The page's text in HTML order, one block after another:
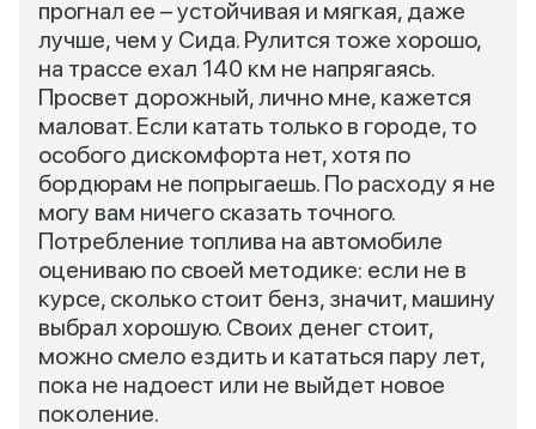
прогнал ее – устойчивая и мягкая, даже
лучше, чем у Сида. Рулится тоже хорошо,
на трассе ехал 140 км не напрягаясь.
Просвет дорожный, лично мне, кажется
маловат. Если катать только в городе, то
особого дискомфорта нет, хотя по
бордюрам не попрыгаешь. По расходу я не
могу вам ничего сказать точного.
Потребление топлива на автомобиле
оцениваю по своей методике: если не в
курсе, сколько стоит бенз, значит, машину
выбрал хорошую. Своих денег стоит,
можно смело ездить и кататься пару лет,
пока не надоест или не выйдет новое
поколение.